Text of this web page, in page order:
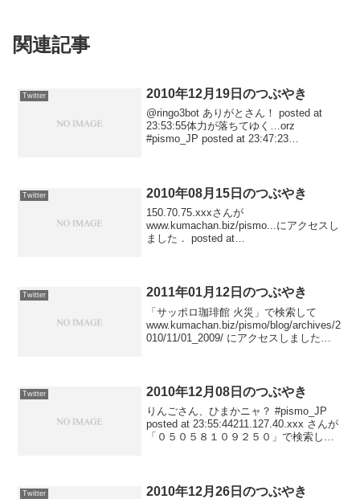
関連記事
Twitter 2010年12月19日のつぶやき
@ringo3bot ありがとさん！ posted at
23:53:55体力が落ちてゆく…orz
#pismo_JP posted at 23:47:23
Twitter 2010年08月15日のつぶやき
150.70.75.xxxさんが
www.kumachan.biz/pismo...にアクセスし
ました． posted at
Twitter 2011年01月12日のつぶやき
「サッポロ珈琲館 火災」で検索して
www.kumachan.biz/pismo/blog/archives/2
010/11/01_2009/ にアクセスしました
Twitter 2010年12月08日のつぶやき
りんごさん、ひまかニャ？ #pismo_JP
posted at 23:55:44211.127.40.xxx さんが
「０５０５８１０９２５０」で検索して
Twitter 2010年12月26日のつぶやき